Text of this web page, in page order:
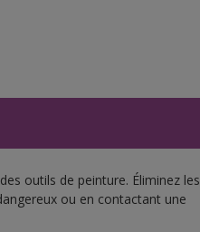
outils de peinture. Éliminez les
ou en contactant une